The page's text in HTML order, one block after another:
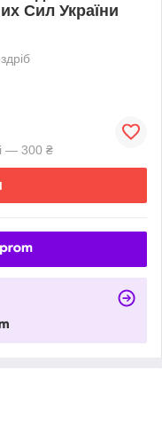
Сил України
— 300 ₴